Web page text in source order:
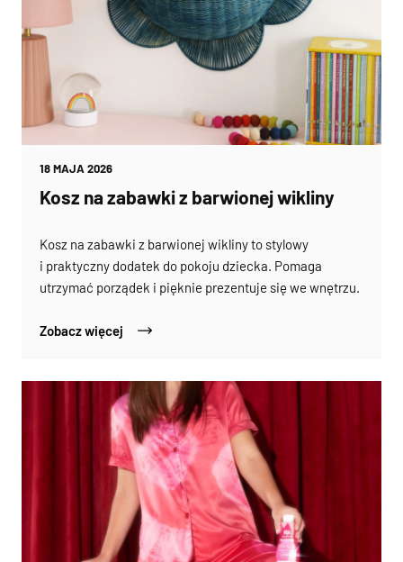
18 MAJA 2026
Kosz na zabawki z barwionej wikliny
Kosz na zabawki z barwionej wikliny to stylowy
i praktyczny dodatek do pokoju dziecka. Pomaga
utrzymać porządek i pięknie prezentuje się we wnętrzu.
Zobacz więcej